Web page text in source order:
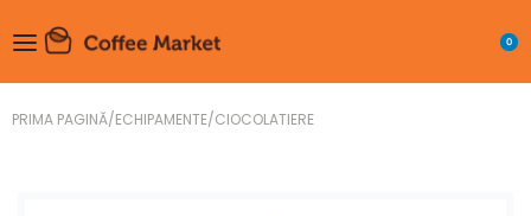
0
PRIMA PAGINĂ/ECHIPAMENTE/CIOCOLATIERE